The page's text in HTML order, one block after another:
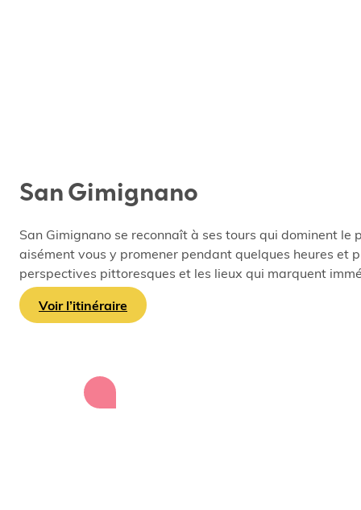
San Gimignano
San Gimignano se reconnaît à ses tours qui dominent
aisément vous y promener pendant quelques heures et
perspectives pittoresques et les lieux qui marquent
Voir l’itinéraire